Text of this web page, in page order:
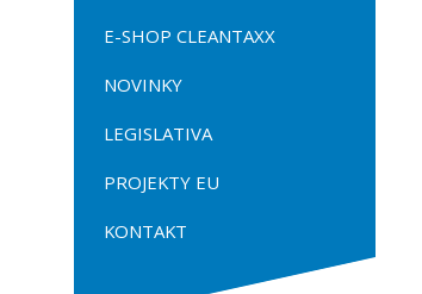
E-SHOP CLEANTAXX
NOVINKY
LEGISLATIVA
PROJEKTY EU
KONTAKT